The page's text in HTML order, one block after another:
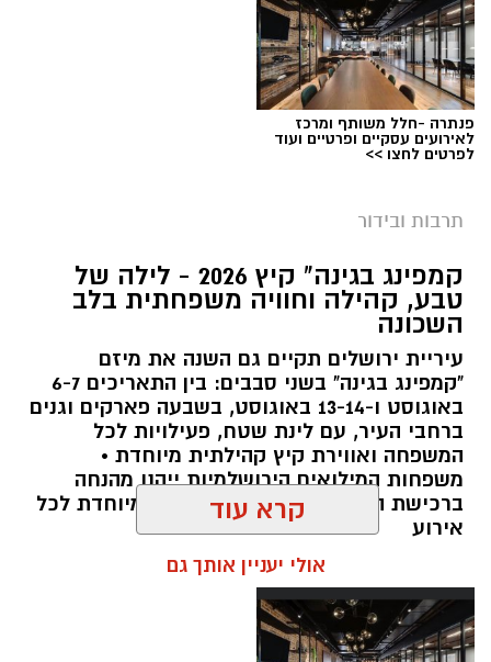
מערכת ירושלים נט / 10:00 28.07.26
תגים:פארק המים
עיריית ירושלים, באמצעות החברה העירונית
"אריאל", מרעננת את הקיץ הירושלמי עם ארנה
PARK - פארק המים האתגרי של ירושלים, שייפתח
היום (ג', 28 ביולי ) בהיכל הפיס ארנה בירושלים.
הפארק החדש יתפרס על פני שני מתחמים
מרכזיים, מתחם חיצוני פתוח ומתחם פנימי מקורה.
המתחם החיצוני יכלול מגוון מתנפחי ענק של
חווייתית לכל המשפחה. בחלל הפנימי של היכל
פנתרה -חלל משותף ומרכז
לאירועים עסקיים ופרטיים ועוד
לפרטים לחצו >>
תרבות ובידור
קמפינג בגינה" קיץ 2026 - לילה של
טבע, קהילה וחוויה משפחתית בלב
השכונה
עיריית ירושלים תקיים גם השנה את מיזם
"קמפינג בגינה" בשני סבבים: בין התאריכים 6-7
באוגוסט ו-13-14 באוגוסט, בשבעה פארקים וגנים
ברחבי העיר, עם לינת שטח, פעילויות לכל
המשפחה ואווירת קיץ קהילתית מיוחדת •
משפחות המילואים הירושלמיות ייהנו מהנחה
ברכישת הכרטיסים ושמירת הקצאה מיוחדת לכל
אירוע
קרא עוד
אולי יעניין אותך גם